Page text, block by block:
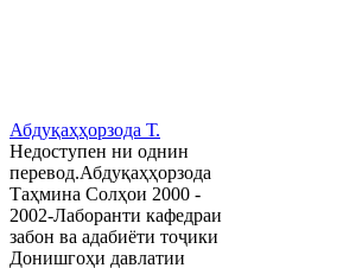
Абдуқаҳҳорзода Т.
Недоступен ни однин
перевод.Абдуқаҳҳорзода
Таҳмина Солҳои 2000 -
2002-Лаборанти кафедраи
забон ва адабиёти тоҷики
Донишгоҳи давлатии